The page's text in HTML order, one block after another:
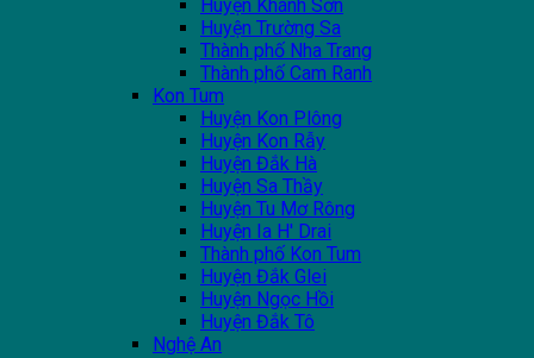
Huyện Khánh Sơn
Huyện Trường Sa
Thành phố Nha Trang
Thành phố Cam Ranh
Kon Tum
Huyện Kon Plông
Huyện Kon Rẫy
Huyện Đắk Hà
Huyện Sa Thầy
Huyện Tu Mơ Rông
Huyện Ia H' Drai
Thành phố Kon Tum
Huyện Đắk Glei
Huyện Ngọc Hồi
Huyện Đắk Tô
Nghệ An